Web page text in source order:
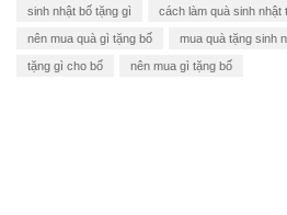
sinh nhật bố tặng gì cách làm quà sinh nhật
nên mua quà gì tặng bố mua quà tặng sinh
tặng gì cho bố nên mua gì tặng bố